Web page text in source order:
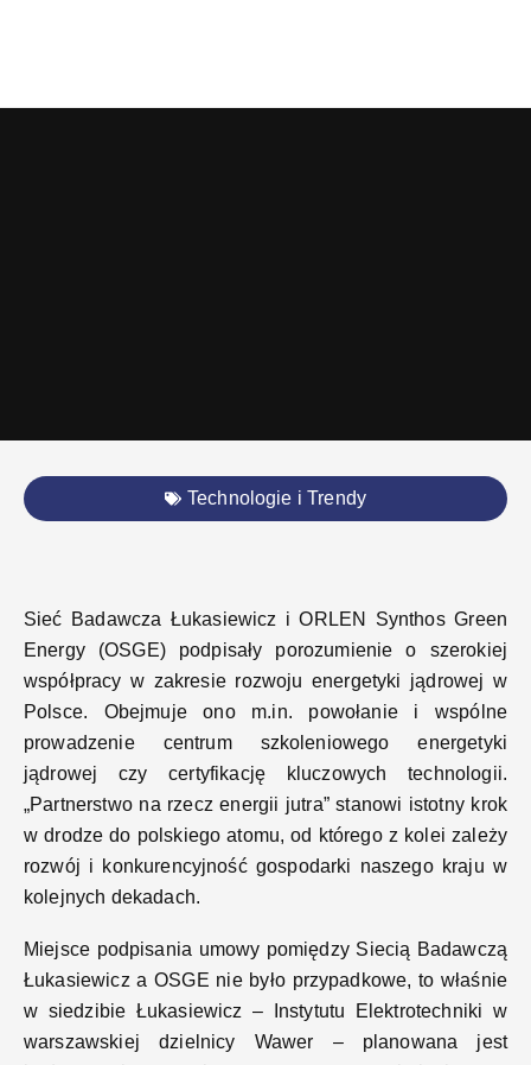
Technologie i Trendy
Sieć Badawcza Łukasiewicz i ORLEN Synthos Green
Energy (OSGE) podpisały porozumienie o szerokiej
współpracy w zakresie rozwoju energetyki jądrowej w
Polsce. Obejmuje ono m.in. powołanie i wspólne
prowadzenie centrum szkoleniowego energetyki
jądrowej czy certyfikację kluczowych technologii.
„Partnerstwo na rzecz energii jutra” stanowi istotny krok
w drodze do polskiego atomu, od którego z kolei zależy
rozwój i konkurencyjność gospodarki naszego kraju w
kolejnych dekadach.
Miejsce podpisania umowy pomiędzy Siecią Badawczą
Łukasiewicz a OSGE nie było przypadkowe, to właśnie
w siedzibie Łukasiewicz – Instytutu Elektrotechniki w
warszawskiej dzielnicy Wawer – planowana jest